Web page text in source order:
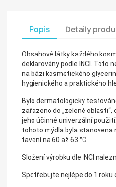
Popis Detaily
Obsahové látky každého
deklarovány podle INCI. Toto
na bázi kosmetického
hygienického a praktického
Bylo dermatologicky
zařazeno do „zelené oblasti“,
jeho účinné univerzální
tohoto mýdla byla stanovena
tavení na 60 až 63 °C.
Složení výrobku dle INCI
Spotřebujte nejlépe do 1 roku